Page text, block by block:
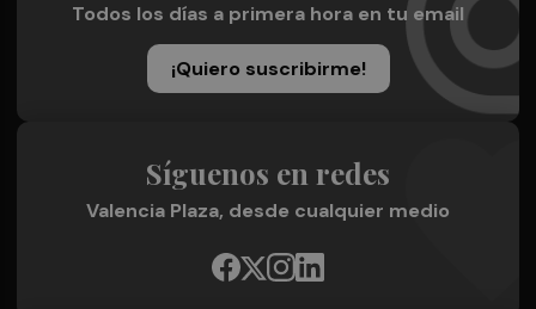
Todos los días a primera hora en tu email
¡Quiero suscribirme!
Síguenos en redes
Valencia Plaza, desde cualquier medio